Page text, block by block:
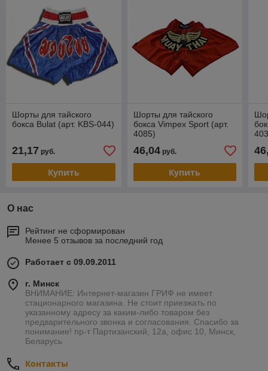
Шорты для тайского
бокса Bulat (арт. KBS-044)
21,17 руб.
Купить
Шорты для тайского
бокса Vimpex Sport (арт.
4085)
46,04руб.
Купить
О нас
Рейтинг не сформирован
Менее 5 отзывов за последний год
Работает с 09.09.2011
г. Минск
ВНИМАНИЕ: Интернет-магазин ГРИФ не имеет
стационарного магазина. Не стоит приезжать по
указанному адресу за каким-либо товаром без
предварительного звонка и согласования. Спасибо за
понимание! пр-т Партизанский, 12а, офис 10, Минск,
Беларусь
Контакты